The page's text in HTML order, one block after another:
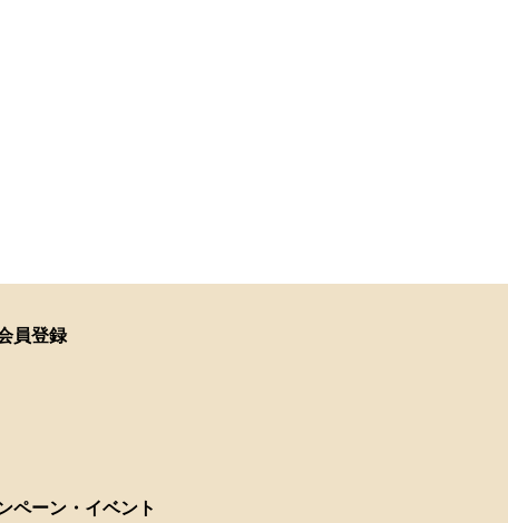
員登録
ペーン・イベント